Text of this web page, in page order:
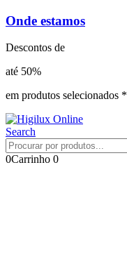
Onde estamos
Descontos de
até 50%
em produtos selecionados *
Search
0Carrinho 0